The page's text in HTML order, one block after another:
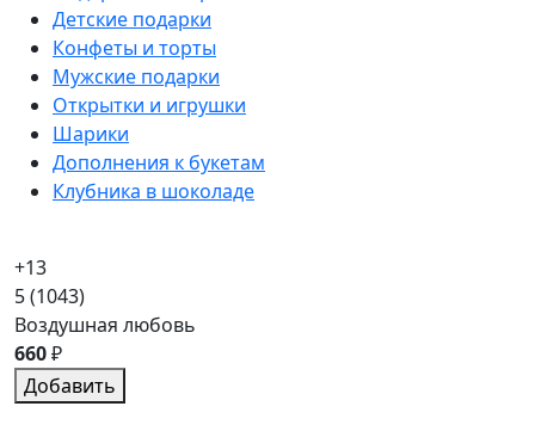
Детские подарки
Конфеты и торты
Мужские подарки
Открытки и игрушки
Шарики
Дополнения к букетам
Клубника в шоколаде
+13
5(1043)
Воздушная любовь
660₽
Добавить